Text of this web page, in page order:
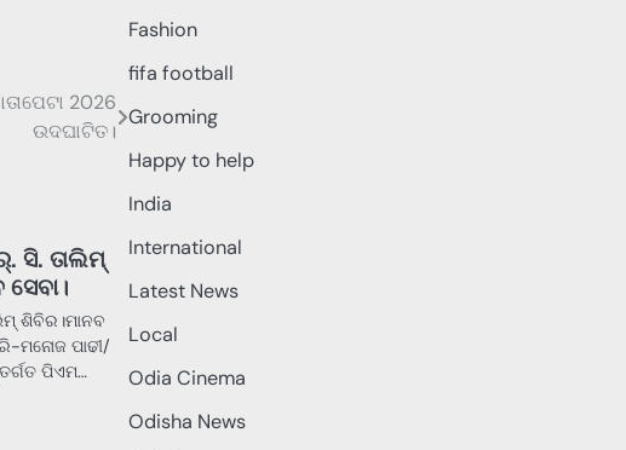
2026
ଉଦଘାଟିତ।
ସି. ତାଲିମ୍
ଶିବିର।ମାନବ
ମନୋଜ ପାଢୀ/
ପିଏମ…
Fashion
fifa football
Grooming
Happy to help
India
International
Latest News
Local
Odia Cinema
Odisha News